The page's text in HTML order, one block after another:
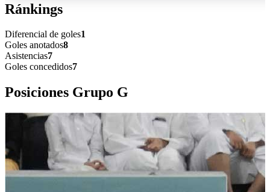
Ránkings
Diferencial de goles1
Goles anotados8
Asistencias7
Goles concedidos7
Posiciones Grupo G